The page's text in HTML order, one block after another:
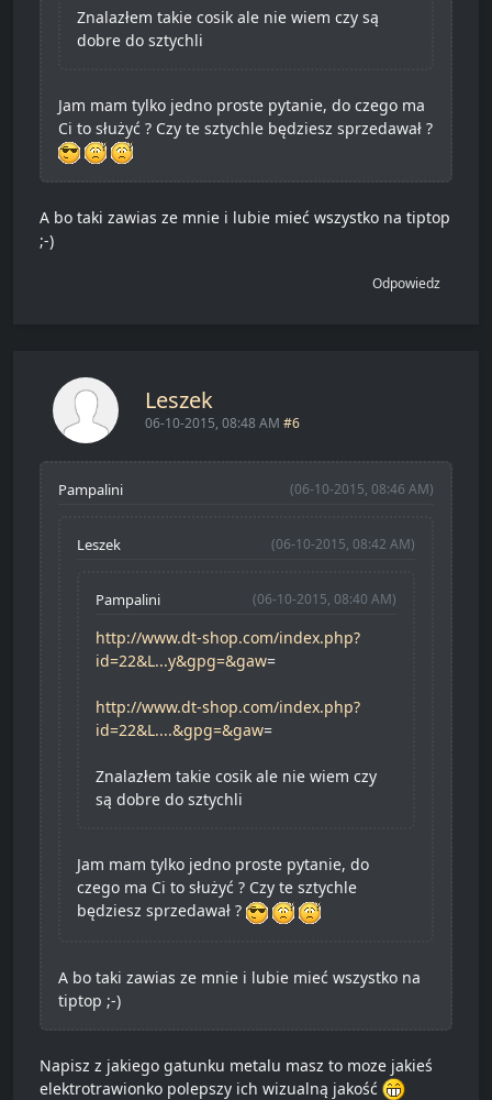
Znalazłem takie cosik ale nie wiem czy są
dobre do sztychli
Jam mam tylko jedno proste pytanie, do czego ma
Ci to służyć ? Czy te sztychle będziesz sprzedawał ?
A bo taki zawias ze mnie i lubie mieć wszystko na tiptop
;-)
Odpowiedz
Leszek
06-10-2015, 08:48 AM #6
(06-10-2015, 08:46 AM)
Pampalini
(06-10-2015, 08:42 AM)
Leszek
(06-10-2015, 08:40 AM)
Pampalini
http://www.dt-shop.com/index.php?
id=22&L...y&gpg=&gaw=
http://www.dt-shop.com/index.php?
id=22&L....&gpg=&gaw=
Znalazłem takie cosik ale nie wiem czy
są dobre do sztychli
Jam mam tylko jedno proste pytanie, do
czego ma Ci to służyć ? Czy te sztychle
będziesz sprzedawał ?
A bo taki zawias ze mnie i lubie mieć wszystko na
tiptop ;-)
Napisz z jakiego gatunku metalu masz to moze jakieś
elektrotrawionko polepszy ich wizualną jakość